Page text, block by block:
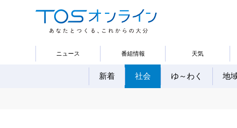
ニュース 番組情報 天気
新着 社会 ゆ～わく 地